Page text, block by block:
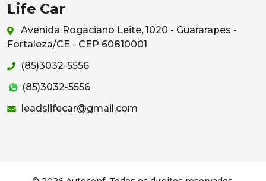
Life Car
Avenida Rogaciano Leite, 1020 - Guararapes -
Fortaleza/CE - CEP 60810001
(85)3032-5556
(85)3032-5556
leadslifecar@gmail.com